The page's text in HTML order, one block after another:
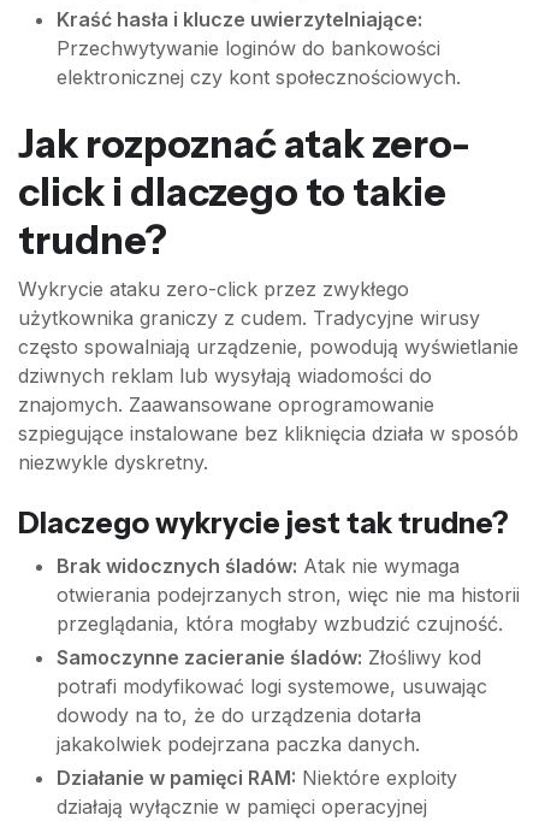
Kraść hasła i klucze uwierzytelniające:
Przechwytywanie loginów do bankowości
elektronicznej czy kont społecznościowych.
Jak rozpoznać atak zero-
click i dlaczego to takie
trudne?
Wykrycie ataku zero-click przez zwykłego
użytkownika graniczy z cudem. Tradycyjne wirusy
często spowalniają urządzenie, powodują wyświetlanie
dziwnych reklam lub wysyłają wiadomości do
znajomych. Zaawansowane oprogramowanie
szpiegujące instalowane bez kliknięcia działa w sposób
niezwykle dyskretny.
Dlaczego wykrycie jest tak trudne?
Brak widocznych śladów: Atak nie wymaga
otwierania podejrzanych stron, więc nie ma historii
przeglądania, która mogłaby wzbudzić czujność.
Samoczynne zacieranie śladów: Złośliwy kod
potrafi modyfikować logi systemowe, usuwając
dowody na to, że do urządzenia dotarła
jakakolwiek podejrzana paczka danych.
Działanie w pamięci RAM: Niektóre exploity
działają wyłącznie w pamięci operacyjnej